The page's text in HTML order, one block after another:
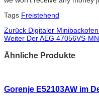
Tags Freistehend
Zurück Digitaler
Weiter Der AEG 47056VS-
Ähnliche Produkte
Gorenje E52103AW im